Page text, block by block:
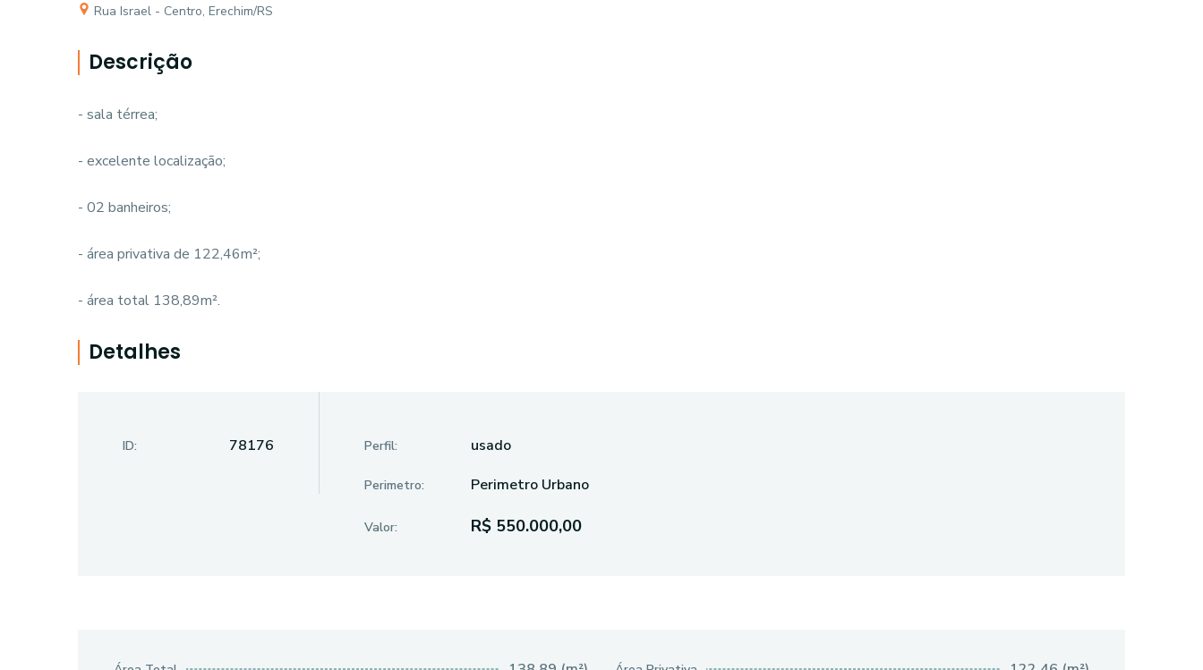
Rua Israel - Centro, Erechim/RS
Descrição
- sala térrea;
- excelente localização;
- 02 banheiros;
- área privativa de 122,46m²;
- área total 138,89m².
Detalhes
ID: 78176 Perfil: usado
Perimetro: Perimetro Urbano
Valor: R$ 550.000,00